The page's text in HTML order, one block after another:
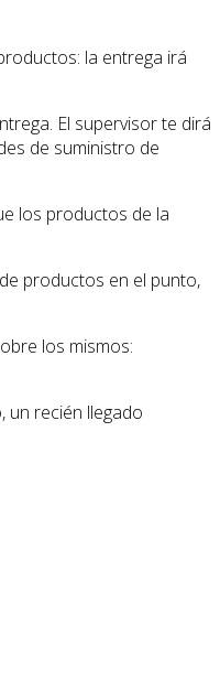
la entrega irá
El supervisor te dirá
de suministro de
los productos de la
productos en el punto,
los mismos:
un recién llegado